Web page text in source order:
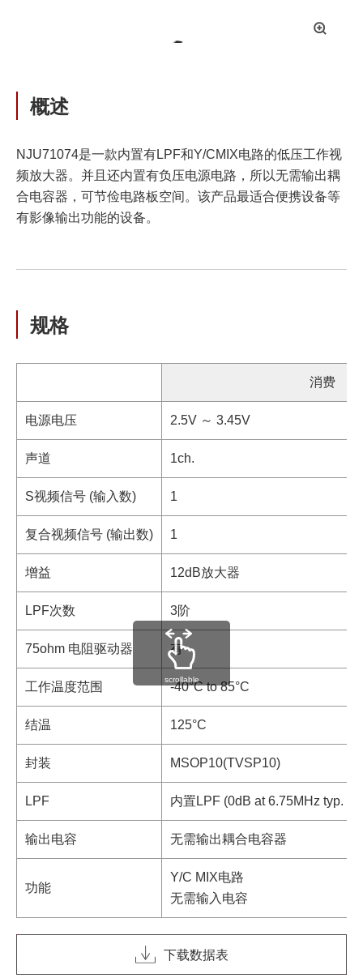
拡
概述
NJU71074是一款内置有LPF和Y/CMIX电路的低压工作视
频放大器。并且还内置有负压电源电路，所以无需输出耦
合电容器，可节俭电路板空间。该产品最适合便携设备等
有影像输出功能的设备。
规格
消费
电源电压 2.5V ～ 3.45V
声道 1ch.
S视频信号 (输入数) 1
复合视频信号 (输出数) 1
增益 12dB放大器
LPF次数 3阶
75ohm 电阻驱动器 有
工作温度范围 -40°C to 85°C
结温 125°C
封装 MSOP10(TVSP10)
LPF 内置LPF (0dB at 6.75MHz typ. -
输出电容 无需输出耦合电容器
功能
Y/C MIX电路
无需输入电容
scrollable
下载数据表